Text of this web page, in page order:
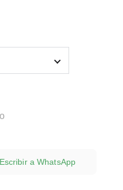
Escribir a WhatsApp